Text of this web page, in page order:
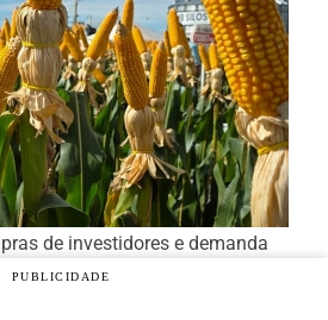
de investidores e demanda
PUBLICIDADE